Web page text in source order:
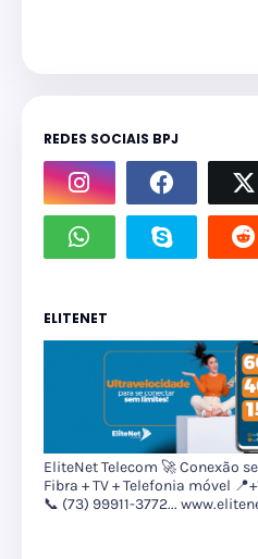
REDES SOCIAIS BPJ
ELITENET
EliteNet Telecom 🚀 Conexão
Fibra + TV + Telefonia móvel
📞 (73) 99911-3772...